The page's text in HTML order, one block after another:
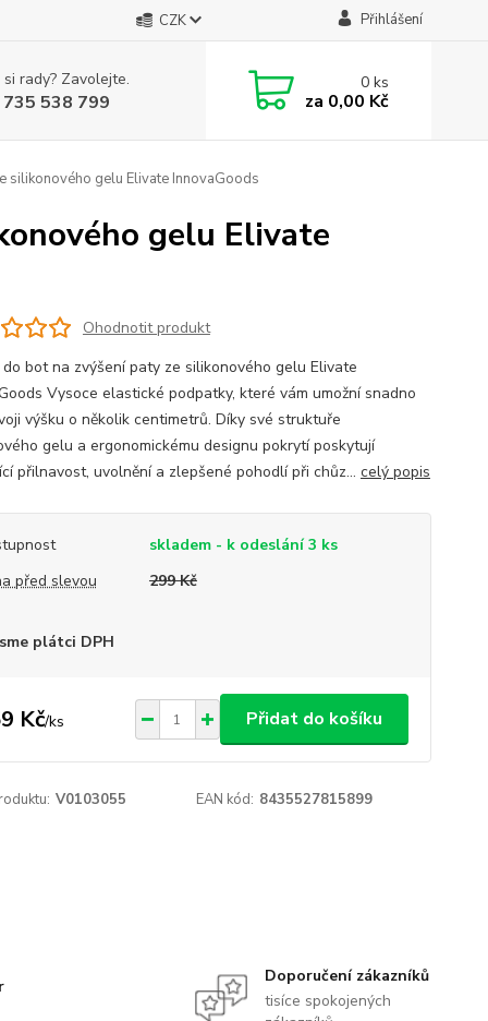
CZK Přihlášení
rady? Zavolejte.
538 799
0ks
za 0,00 Kč
silikonového gelu Elivate InnovaGoods
gelu Elivate
Ohodnotit produkt
bot na zvýšení paty ze silikonového gelu Elivate
Vysoce elastické podpatky, které vám umožní snadno
výšku o několik centimetrů. Díky své struktuře
gelu a ergonomickému designu pokrytí poskytují
přilnavost, uvolnění a zlepšené pohodlí při chůz... celý popis
skladem - k odeslání 3 ks
před slevou
299 Kč
plátci DPH
Kč/ks Přidat do košíku
V0103055 EAN kód: 8435527815899
Doporučení zákazníků
tisíce spokojených